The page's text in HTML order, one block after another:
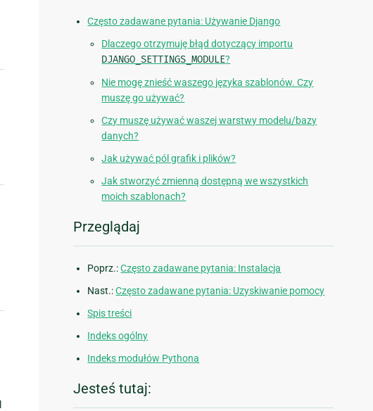
Często zadawane pytania: Używanie Django
Dlaczego otrzymuję błąd dotyczący importu
DJANGO_SETTINGS_MODULE?
Nie mogę znieść waszego języka szablonów. Czy
muszę go używać?
Czy muszę używać waszej warstwy modelu/bazy
danych?
Jak używać pól grafik i plików?
Jak stworzyć zmienną dostępną we wszystkich
moich szablonach?
Przeglądaj
Poprz.:Często zadawane pytania: Instalacja
Nast.:Często zadawane pytania: Uzyskiwanie pomocy
Spis treści
Indeks ogólny
Indeks modułów Pythona
Jesteś tutaj: